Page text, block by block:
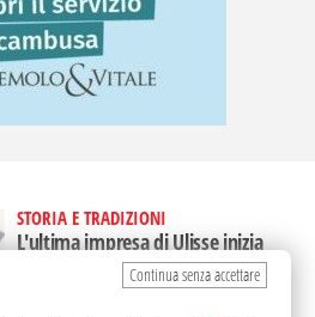
STORIA E TRADIZIONI
L'ultima impresa di Ulisse inizia
dalla Sicilia: quello che non vedi
nell'Odissea di NolanContinua senza accettare